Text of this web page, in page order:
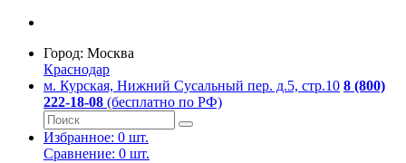
Город: Москва
Краснодар
м. Курская, Нижний Сусальный пер. д.5, стр.10 8 (800)
222-18-08 (бесплатно по РФ)
Избранное: 0 шт.
Сравнение: 0 шт.